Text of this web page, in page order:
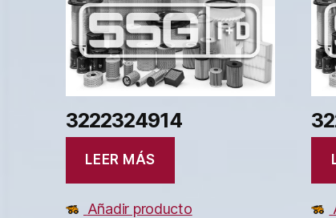
3222324914
LEER MÁS
Añadir producto